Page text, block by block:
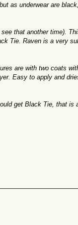
but as underwear are
see that another time).
Tie Raven is a very
are with two coats
. Easy to apply and
get Black Tie , that is